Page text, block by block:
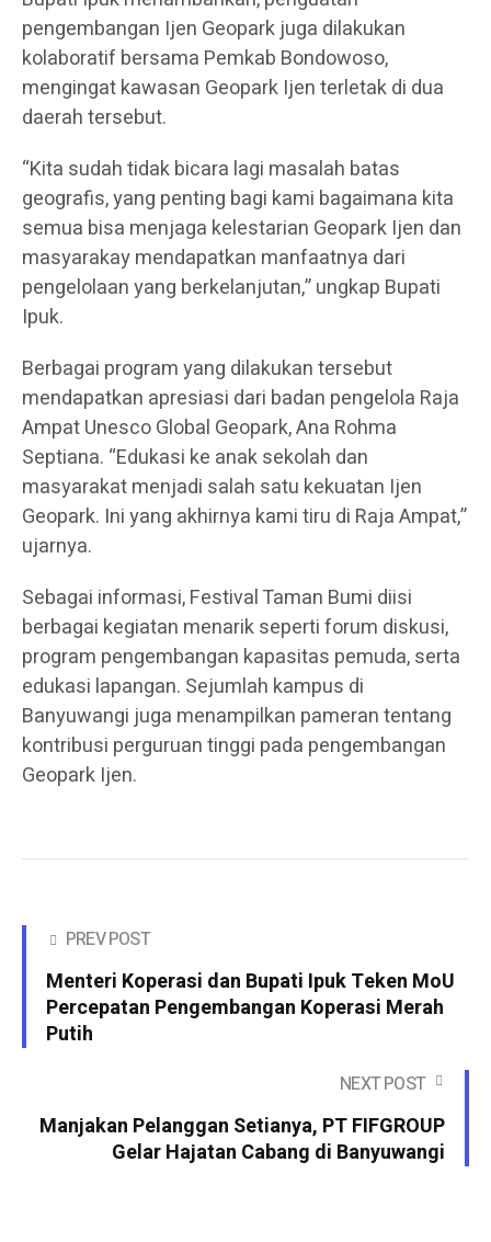
pengembangan Ijen Geopark juga dilakukan
kolaboratif bersama Pemkab Bondowoso,
mengingat kawasan Geopark Ijen terletak di dua
daerah tersebut.
“Kita sudah tidak bicara lagi masalah batas
geografis, yang penting bagi kami bagaimana kita
semua bisa menjaga kelestarian Geopark Ijen dan
masyarakay mendapatkan manfaatnya dari
pengelolaan yang berkelanjutan,” ungkap Bupati
Ipuk.
Berbagai program yang dilakukan tersebut
mendapatkan apresiasi dari badan pengelola Raja
Ampat Unesco Global Geopark, Ana Rohma
Septiana. “Edukasi ke anak sekolah dan
masyarakat menjadi salah satu kekuatan Ijen
Geopark. Ini yang akhirnya kami tiru di Raja Ampat,”
ujarnya.
Sebagai informasi, Festival Taman Bumi diisi
berbagai kegiatan menarik seperti forum diskusi,
program pengembangan kapasitas pemuda, serta
edukasi lapangan. Sejumlah kampus di
Banyuwangi juga menampilkan pameran tentang
kontribusi perguruan tinggi pada pengembangan
Geopark Ijen.
PREV POST
Menteri Koperasi dan Bupati Ipuk Teken MoU
Percepatan Pengembangan Koperasi Merah
Putih
NEXT POST
Manjakan Pelanggan Setianya, PT FIFGROUP
Gelar Hajatan Cabang di Banyuwangi